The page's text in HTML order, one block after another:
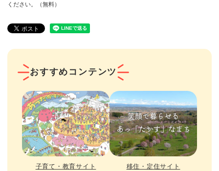
ください。（無料）
おすすめコンテンツ
子育て・教育サイト 移住・定住サイト